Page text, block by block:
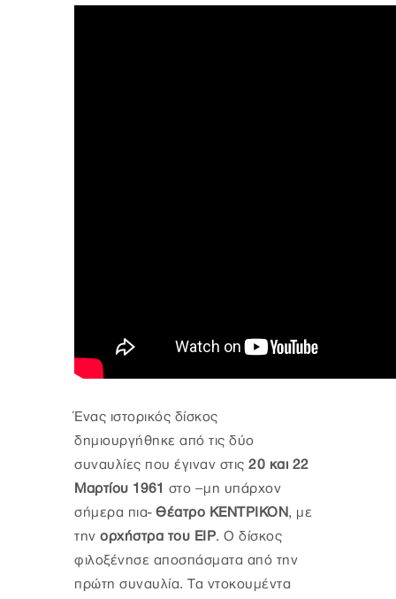
Ένας ιστορικός δίσκος
δημιουργήθηκε από τις δύο
συναυλίες που έγιναν στις 20 και 22
Μαρτίου 1961 στο –μη υπάρχον
σήμερα πια- Θέατρο ΚΕΝΤΡΙΚΟΝ, με
την ορχήστρα του ΕΙΡ. Ο δίσκος
φιλοξένησε αποσπάσματα από την
πρώτη συναυλία. Τα ντοκουμέντα